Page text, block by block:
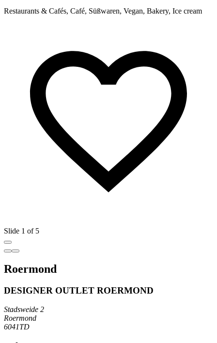
Restaurants & Cafés, Café, Süßwaren, Vegan, Bakery, Ice cream
Slide 1 of 5
Roermond
DESIGNER OUTLET ROERMOND
Stadsweide 2
Roermond
6041TD